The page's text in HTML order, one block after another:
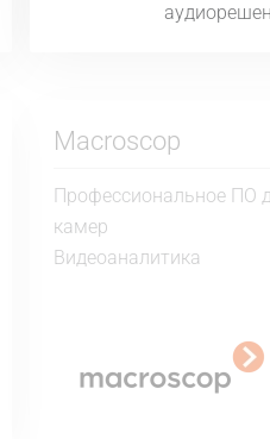
Macroscop
Профессиональное ПО
камер
Видеоаналитика